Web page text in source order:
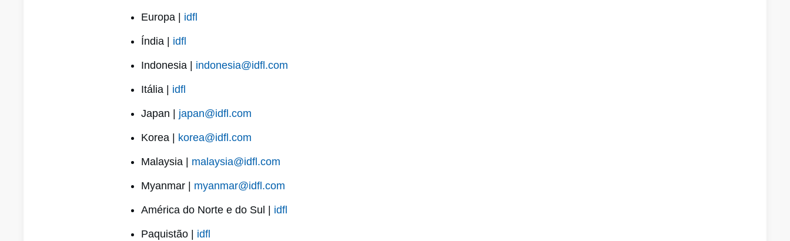
Europa | idfl
Índia | idfl
Indonesia | indonesia@idfl.com
Itália | idfl
Japan | japan@idfl.com
Korea | korea@idfl.com
Malaysia | malaysia@idfl.com
Myanmar | myanmar@idfl.com
América do Norte e do Sul | idfl
Paquistão | idfl